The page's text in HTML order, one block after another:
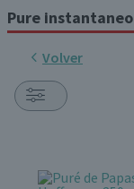
Pure instantaneo
Volver